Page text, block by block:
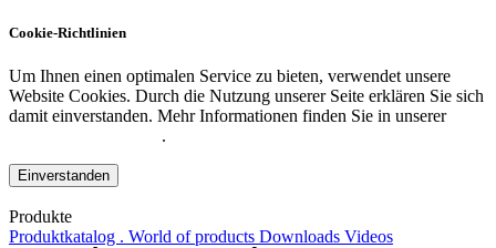
Cookie-Richtlinien
Um Ihnen einen optimalen Service zu bieten, verwendet unsere
Website Cookies. Durch die Nutzung unserer Seite erklären Sie sich
damit einverstanden. Mehr Informationen finden Sie in unserer
.
Einverstanden
Produkte
Produktkatalog . World of products Downloads Videos